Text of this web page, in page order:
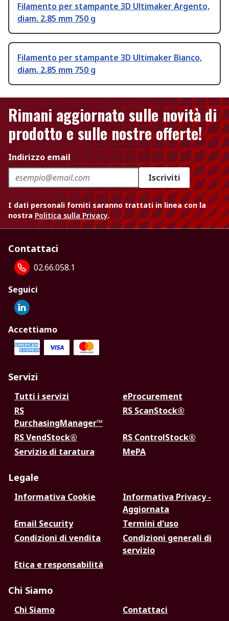
Filamento per stampante 3D Ultimaker Argento,
diam. 2.85 mm 750 g
Filamento per stampante 3D Ultimaker Bianco,
diam. 2.85 mm 750 g
Rimani aggiornato sulle novità di
prodotto e sulle nostre offerte!
Indirizzo email
Iscriviti
I dati personali forniti saranno trattati in linea con la
nostra Politica sulla Privacy.
Contattaci
02.66.058.1
Seguici
Accettiamo
Servizi
Tutti i servizi
eProcurement
RS
PurchasingManager™
RS ScanStock®
RS VendStock®
RS ControlStock®
Servizio di taratura
MePA
Legale
Informativa Cookie
Informativa Privacy -
Aggiornata
Email Security
Termini d'uso
Condizioni di vendita
Condizioni generali di
servizio
Etica e responsabilità
Chi Siamo
Chi Siamo
Contattaci